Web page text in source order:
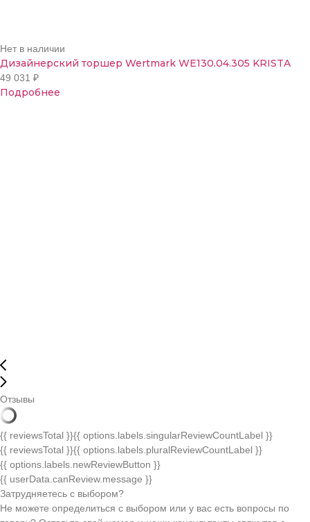
Нет в наличии
Дизайнерский торшер Wertmark WE130.04.305 KRISTA
49 031 ₽
Подробнее
Отзывы
{{ reviewsTotal }}{{ options.labels.singularReviewCountLabel }}
{{ reviewsTotal }}{{ options.labels.pluralReviewCountLabel }}
{{ options.labels.newReviewButton }}
{{ userData.canReview.message }}
Затрудняетесь с выбором?
Не можете определиться с выбором или у вас есть вопросы по